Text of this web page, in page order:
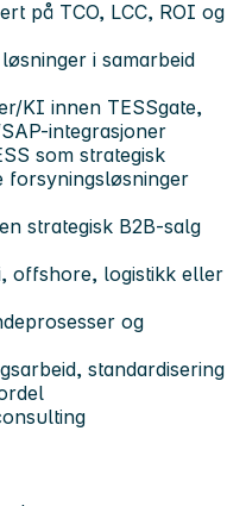
på TCO, LCC, ROI og
i samarbeid
KI innen TESSgate,
integrasjoner
som strategisk
forsyningsløsninger
strategisk B2B-salg
offshore, logistikk eller
og
standardisering